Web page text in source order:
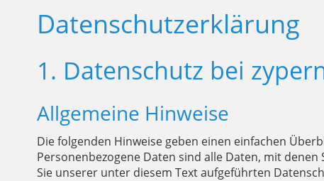
Datenschutzerklärung
1. Datenschutz bei
Allgemeine Hinweise
Die folgenden Hinweise geben einen einfachen
Personenbezogene Daten sind alle Daten, mit
Sie unserer unter diesem Text aufgeführten